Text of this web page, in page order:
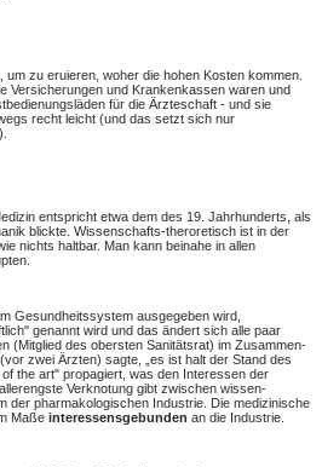
zu eruieren, woher die hohen Kosten kommen.
Versicherungen und Krankenkassen waren und
für die Ärzteschaft - und sie
recht leicht (und das setzt sich nur
entspricht etwa dem des 19. Jahrhunderts, als
blickte. Wissenschafts-theroretisch ist in der
nichts haltbar. Man kann beinahe in allen
Gesundheitssystem ausgegeben wird,
genannt wird und das ändert sich alle paar
(Mitglied des obersten Sanitätsrat) im Zusammen­
zwei Ärzten) sagte, „es ist halt der Stand des
the art" propagiert, was den Interessen der
Verknotung gibt zwischen wissen­
der pharmakolo­gischen Industrie. Die medizinische
Maße interessensgebunden an die Industrie.